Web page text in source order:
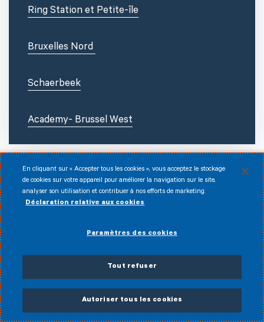
Ring Station et Petite-île
Bruxelles Nord
Schaerbeek
Academy- Brussel West
Disclaimer
Cookies
Conditions d'utilisation Données personnelles
En cliquant sur « Accepter tous les cookies », vous acceptez le stockage
de cookies sur votre appareil pour améliorer la navigation sur le site,
analyser son utilisation et contribuer à nos efforts de marketing.
Déclaration relative aux cookies
Paramètres des cookies
Tout refuser
Autoriser tous les cookies